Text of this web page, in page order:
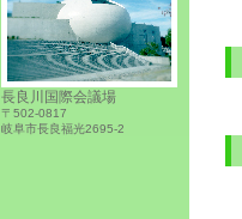
長良川国際会議場
〒502-0817
岐阜市長良福光2695-2